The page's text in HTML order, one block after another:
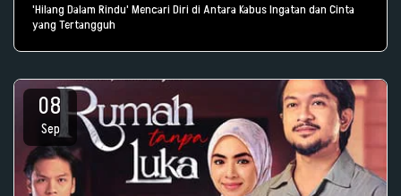
'Hilang Dalam Rindu' Mencari Diri di Antara Kabus Ingatan dan Cinta
yang Tertangguh
08
Sep